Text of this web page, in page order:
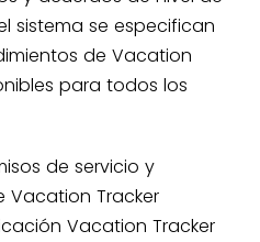
sistema se especifican
de Vacation
para todos los
de servicio y
Vacation Tracker
Vacation Tracker